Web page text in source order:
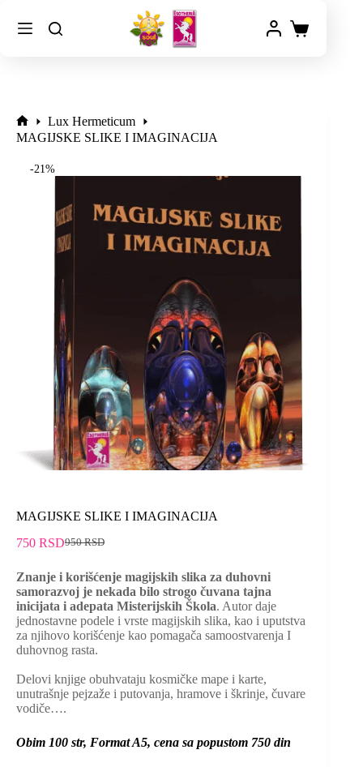
Lux Hermeticum
MAGIJSKE SLIKE I IMAGINACIJA
-21%
MAGIJSKE SLIKE I IMAGINACIJA
950RSD
750 RSD
Znanje i korišćenje magijskih slika za duhovni
samorazvoj je nekada bilo strogo čuvana tajna
inicijata i adepata Misterijskih Škola. Autor daje
jednostavne podele i vrste magijskih slika, kao i uputstva
za njihovo korišćenje kao pomagača samoostvarenja I
duhovnog rasta.
Delovi knjige obuhvataju kosmičke mape i karte,
unutrašnje pejzaže i putovanja, hramove i škrinje, čuvare
vodiče….
Obim 100 str, Format A5, cena sa popustom 750 din